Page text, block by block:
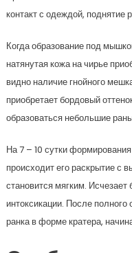
контакт с одеждой, поднятие
Когда образование под
натянутая кожа на чирье
видно наличие гнойного
приобретает бордовый
образоваться небольшие
На 7 – 10 сутки
происходит его раскрытие с
становится мягким.
интоксикации. После
ранка в форме кратера,